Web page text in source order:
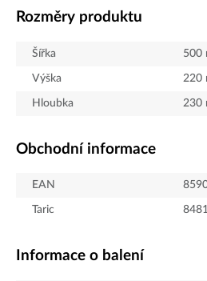
Rozměry produktu
Šířka 500
Výška 220
Hloubka 230
Obchodní informace
EAN
Taric
Informace o balení